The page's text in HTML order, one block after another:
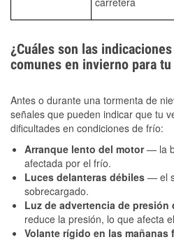
¿Cuáles son las
comunes en invierno para
Antes o durante una tormenta de
señales que pueden indicar que tu
dificultades en condiciones de frío:
Arranque lento del motor— la
afectada por el frío.
Luces delanteras débiles — el
sobrecargado.
Luz de advertencia de presión
reduce la presión, lo que afecta
Volante rígido en las mañanas